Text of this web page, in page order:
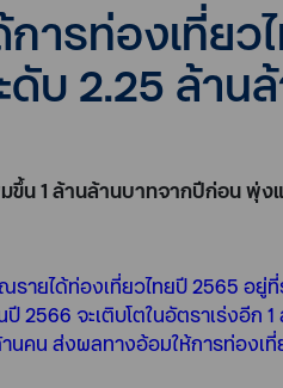
ารท่องเที่ยว
บ 2.25 ล้าน
ขึ้น 1 ล้านล้านบาทจากปีก่อน พุ่
รายได้ท่องเที่ยวไทยปี 2565 อ
2566 จะเติบโตในอัตราเร่งอีก
นคน ส่งผลทางอ้อมให้การท่อง